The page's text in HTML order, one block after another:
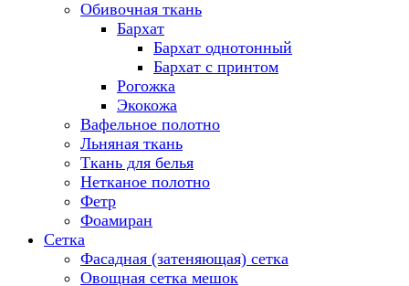
Обивочная ткань
Бархат
Бархат однотонный
Бархат с принтом
Рогожка
Экокожа
Вафельное полотно
Льняная ткань
Ткань для белья
Нетканое полотно
Фетр
Фоамиран
Сетка
Фасадная (затеняющая) сетка
Овощная сетка мешок